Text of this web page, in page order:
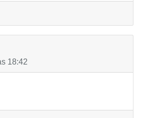
18:42